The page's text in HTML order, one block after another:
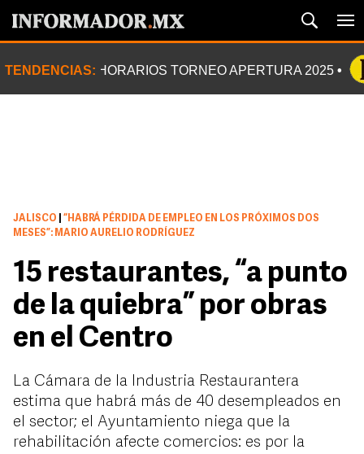
TENDENCIAS: HORARIOS TORNEO APERTURA 2025
JALISCO
“HABRÁ PÉRDIDA DE EMPLEO EN LOS PRÓXIMOS DOS
MESES”: MARIO AURELIO RODRÍGUEZ
15 restaurantes, “a punto
de la quiebra” por obras
en el Centro
La Cámara de la Industria Restaurantera
estima que habrá más de 40 desempleados en
el sector; el Ayuntamiento niega que la
rehabilitación afecte comercios: es por la